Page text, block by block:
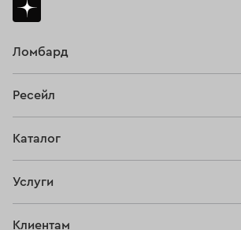
Ломбард
Тарифы
Ресейл
Купить
Каталог
Услуги
Клиентам